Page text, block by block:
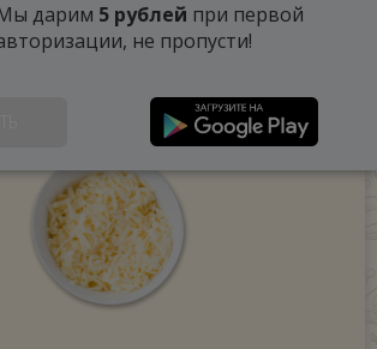
дарим 5 рублей при первой
не пропусти!